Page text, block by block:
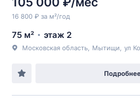
16 800 ₽ за м²/год
75 м² этаж 2
Московская область Мытищи ул